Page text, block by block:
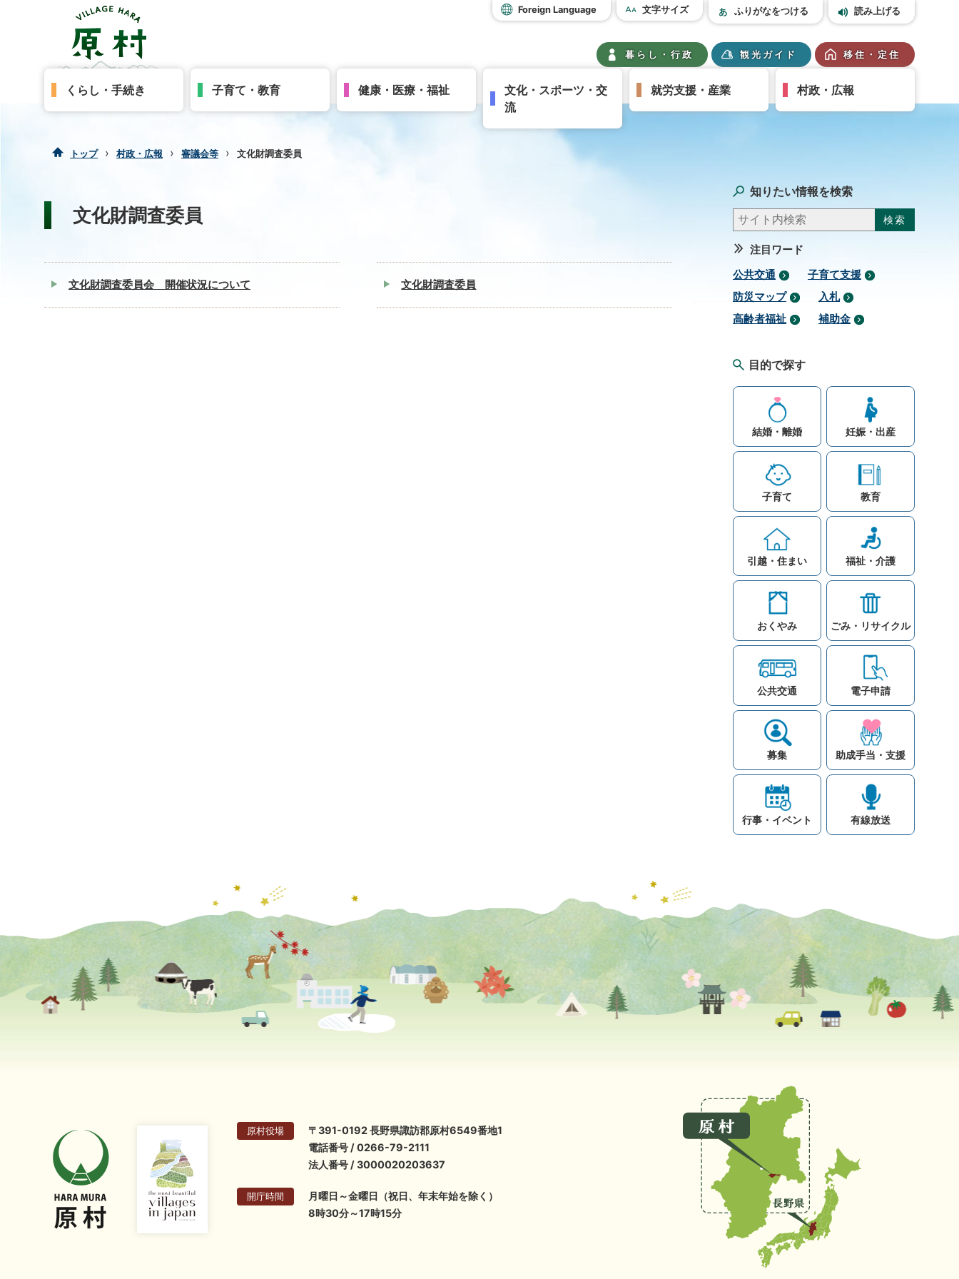
Foreign Language 文字サイズ ふりがなをつける 読み上げる
暮らし・行政 観光ガイド 移住・定住
くらし・手続き 子育て・教育 健康・医療・福祉
文化・スポーツ・交
流
就労支援・産業 村政・広報
トップ › 村政・広報 › 審議会等 › 文化財調査委員
文化財調査委員
文化財調査委員会 開催状況について 文化財調査委員
知りたい情報を検索
注目ワード
公共交通
子育て支援
防災マップ
入札
高齢者福祉
補助金
目的で探す
結婚・離婚 妊娠・出産
子育て 教育
引越・住まい 福祉・介護
おくやみ ごみ・リサイクル
公共交通 電子申請
募集 助成手当・支援
行事・イベント 有線放送
原村役場
〒391-0192 長野県諏訪郡原村6549番地1
電話番号 / 0266-79-2111
法人番号 / 3000020203637
開庁時間
月曜日～金曜日（祝日、年末年始を除く）
8時30分～17時15分